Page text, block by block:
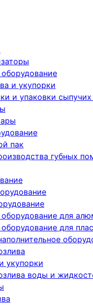
и укупорки
и упаковки
пак
губных
оборудование для
для
укупорки
воды и